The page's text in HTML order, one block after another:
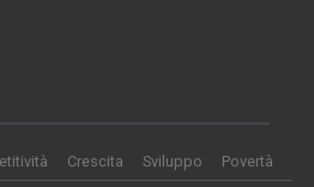
Crescita Sviluppo Povertà